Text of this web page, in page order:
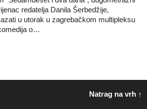
redatelja Danila Šerbedžije,
u utorak u zagrebačkom multipleksu
o…
Natrag na vrh ↑